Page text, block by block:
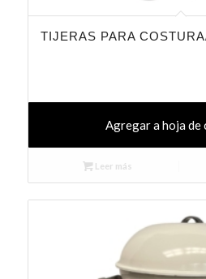
TIJERAS PARA
Agregar a hoja de
Leer más